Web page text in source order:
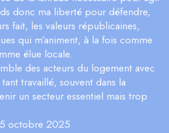
donc ma liberté pour défendre,
fait, les valeurs républicaines,
qui m’animent, à la fois comme
élue locale.
des acteurs du logement avec
travaillé, souvent dans la
un secteur essentiel mais trop
octobre 2025